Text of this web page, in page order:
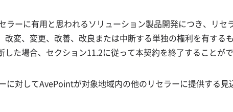
ラーに有用と思われるソリューション製品開発につき、リ
改変、変更、改善、改良または中断する単独の権利を有す
た場合、セクション11.2に従って本契約を終了することがで
に対してAvePointが対象地域内の他のリセラーに提供する